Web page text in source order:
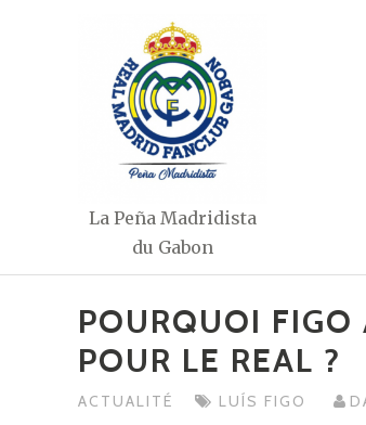
La Peña Madridista
du Gabon
POURQUOI
POUR LE REAL ?
ACTUALITÉ LUÍS FIGO